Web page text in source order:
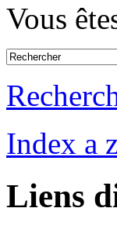
Vous
Index a
Liens